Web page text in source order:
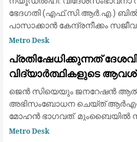
കേന്ദ്ര നിലപാട്
ഭേദഗതി (എഫ്.സി.ആർ.എ.)
പാസാക്കാൻ കേന്ദ്രനീക്കം
ആഭ്യന്തരമന്ത്രി
നേതൃത്വങ്ങൾ. ഒരാഴ്ചയ്ക
Metro Desk
പ്രതിഷേധിക്കുന്നത്
വിദ്യാർത്ഥികളുടെ
ആർ.എസ്.എസ് മേധാവി
ജെൻ സിയെയും ജനറേഷൻ
അഭിസംബോധന ചെയ്ത്
മോഹൻ ഭാഗവത്. മുംബൈയിൽ
അംബാനി കൾച്ചറൽ സെൻ്ററിൽ
Metro Desk